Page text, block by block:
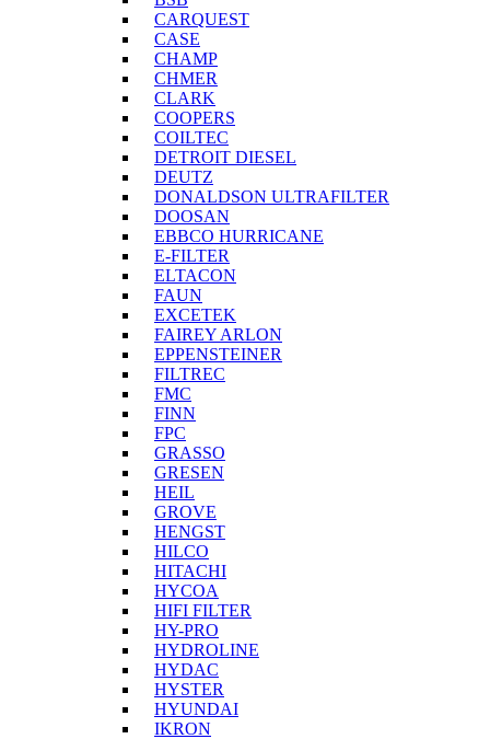
CARQUEST
CASE
CHAMP
CHMER
CLARK
COOPERS
COILTEC
DETROIT DIESEL
DEUTZ
DONALDSON ULTRAFILTER
DOOSAN
EBBCO HURRICANE
E-FILTER
ELTACON
FAUN
EXCETEK
FAIREY ARLON
EPPENSTEINER
FILTREC
FMC
FINN
FPC
GRASSO
GRESEN
HEIL
GROVE
HENGST
HILCO
HITACHI
HYCOA
HIFI FILTER
HY-PRO
HYDROLINE
HYDAC
HYSTER
HYUNDAI
IKRON